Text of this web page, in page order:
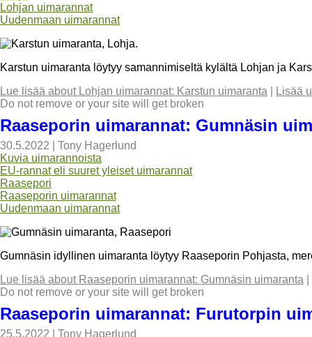
Lohjan uimarannat
Uudenmaan uimarannat
Karstun uimaranta löytyy samannimiseltä kylältä Lohjan ja
Lue lisää about Lohjan uimarannat: Karstun uimaranta
Lisää
Do not remove or your site will get broken
Raaseporin uimarannat: Gumnäsin
30.5.2022
Tony Hagerlund
Kuvia uimarannoista
EU-rannat eli suuret yleiset uimarannat
Raasepori
Raaseporin uimarannat
Uudenmaan uimarannat
Gumnäsin idyllinen uimaranta löytyy Raaseporin Pohjasta,
Lue lisää about Raaseporin uimarannat: Gumnäsin uimaranta
Do not remove or your site will get broken
Raaseporin uimarannat: Furutorpin
25.5.2022 Tony Hagerlund